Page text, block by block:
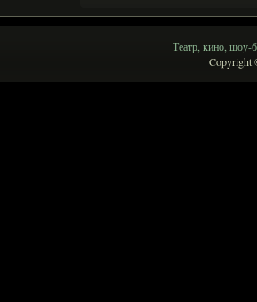
Театр, кино, шоу-
Copyright